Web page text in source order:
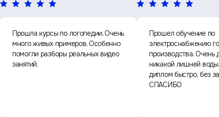
Прошла курсы по логопедии. Очень
много живых примеров. Особенно
помогли разборы реальных видео
занятий.
Прошел обучение по
электроснабжению
производства. Очень
никакой лишней
диплом быстро, без
СПАСИБО